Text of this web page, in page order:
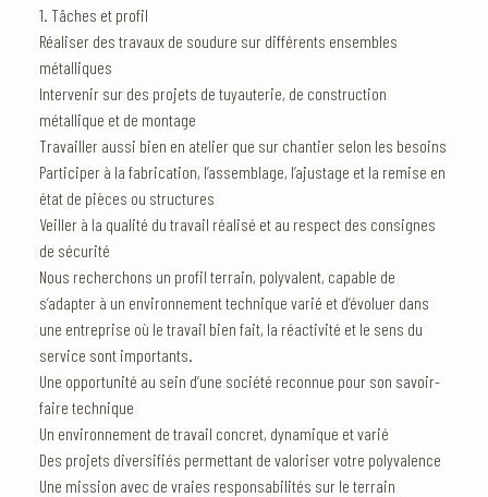
1. Tâches et profil
Réaliser des travaux de soudure sur différents ensembles
métalliques
Intervenir sur des projets de tuyauterie, de construction
métallique et de montage
Travailler aussi bien en atelier que sur chantier selon les besoins
Participer à la fabrication, l’assemblage, l’ajustage et la remise en
état de pièces ou structures
Veiller à la qualité du travail réalisé et au respect des consignes
de sécurité
Nous recherchons un profil terrain, polyvalent, capable de
s’adapter à un environnement technique varié et d’évoluer dans
une entreprise où le travail bien fait, la réactivité et le sens du
service sont importants.
Une opportunité au sein d’une société reconnue pour son savoir-
faire technique
Un environnement de travail concret, dynamique et varié
Des projets diversifiés permettant de valoriser votre polyvalence
Une mission avec de vraies responsabilités sur le terrain